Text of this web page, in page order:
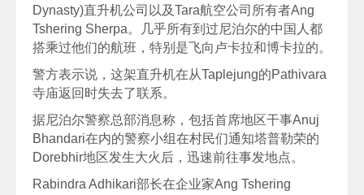
Dynasty)直升机公司以及Tara航空公司所有者Ang
Tshering Sherpa。几乎所有到过尼泊尔的中国人都
搭乘过他们的航班，特别是飞向卢卡拉和博卡拉的。
警方表示说，这架直升机在从Taplejung的Pathivara
寺庙返回时失去了联系。
据尼泊尔警察总部消息称，包括首席地区干事Anuj
Bhandari在内的警察小组在村民们通知塔普勒荣的
Dorebhir地区发生大火后，迅速前往事发地点。
Rabindra Adhikari部长在企业家Ang Tshering